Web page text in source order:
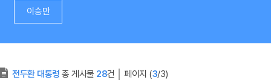
이승만
전두환 대통령 총 게시물 28건 페이지 (3/3)